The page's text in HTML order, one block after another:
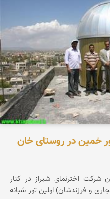
خمین در روستای خان
شرکت اخترنمای شیراز در کنار
سرمایه گذار رصدخانه -جناب دکتر نجاری و فرزندشان) اولین تور شبانه